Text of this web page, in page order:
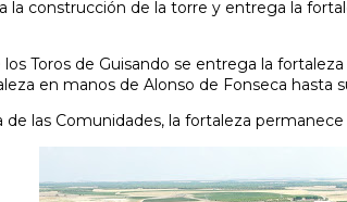
la construcción de la torre y entrega la
Toros de Guisando se entrega la
en manos de Alonso de Fonseca hasta
de las Comunidades, la fortaleza